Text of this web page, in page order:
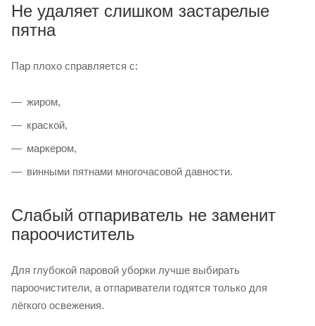
Не удаляет слишком застарелые
пятна
Пар плохо справляется с:
жиром,
краской,
маркером,
винными пятнами многочасовой давности.
Слабый отпариватель не заменит
пароочиститель
Для глубокой паровой уборки лучше выбирать
пароочистители, а отпариватели годятся только для
лёгкого освежения.